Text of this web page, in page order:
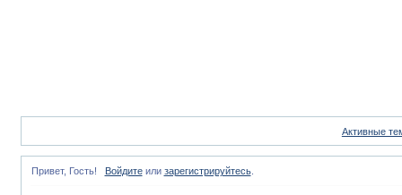
Активные
Привет, Гость! Войдитеили зарегистрируйтесь.